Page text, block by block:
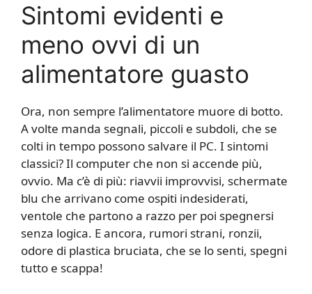
Sintomi evidenti e
meno ovvi di un
alimentatore guasto
Ora, non sempre l’alimentatore muore di botto.
A volte manda segnali, piccoli e subdoli, che se
colti in tempo possono salvare il PC. I sintomi
classici? Il computer che non si accende più,
ovvio. Ma c’è di più: riavvii improvvisi, schermate
blu che arrivano come ospiti indesiderati,
ventole che partono a razzo per poi spegnersi
senza logica. E ancora, rumori strani, ronzii,
odore di plastica bruciata, che se lo senti, spegni
tutto e scappa!